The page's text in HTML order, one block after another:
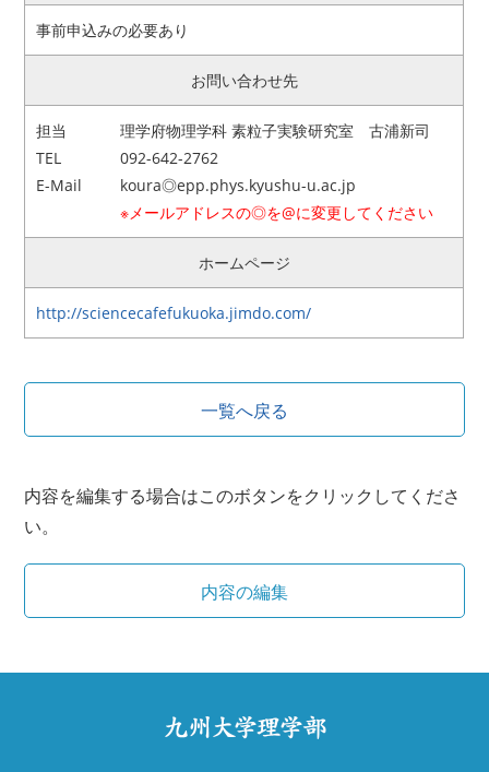
事前申込みの必要あり
お問い合わせ先
担当
理学府物理学科 素粒子実験研究室 古浦新司
TEL
092-642-2762
E-Mail
koura◎epp.phys.kyushu-u.ac.jp
※メールアドレスの◎を@に変更してください
ホームページ
http://sciencecafefukuoka.jimdo.com/
一覧へ戻る
内容を編集する場合はこのボタンをクリックしてくださ
い。